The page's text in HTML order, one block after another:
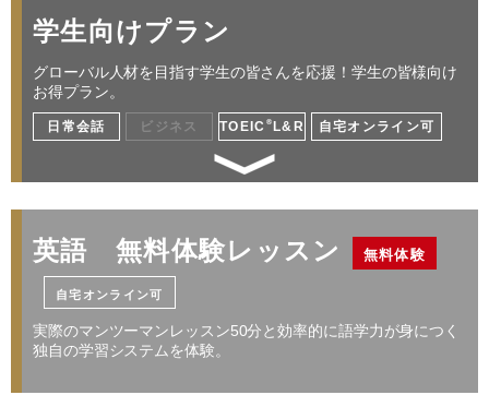
仕事／海外出張／プレゼン／交渉／ミーティン
グ 他
レッスン料金サンプル
受講回数 32回 通学期間目安 4ヶ月
￥256,960
・レベルによって受講コースが変わります。詳しくはお問い合わせください。
・１レッスン50分。
・別途、入学金33,000円（税込）および 教材費が必要となります。
・受講回数が同じでも、通い方（通学ペース）により通学期間目安、受講料は異
学生向けプラン
グローバル人材を目指す学生の皆さんを応援！学生の皆様向け
お得プラン。
日常会話 ビジネス TOEIC ® L&R 自宅オンライン可
高校・大学・専門学生が対象 日常英会話／留学
／資格対策
レッスン料金サンプル
受講回数 32回 通学期間目安 4ヶ月
英語 無料体験レッスン 無料体験
自宅オンライン可
実際のマンツーマンレッスン50分と効率的に語学力が身につく
独自の学習システムを体験。